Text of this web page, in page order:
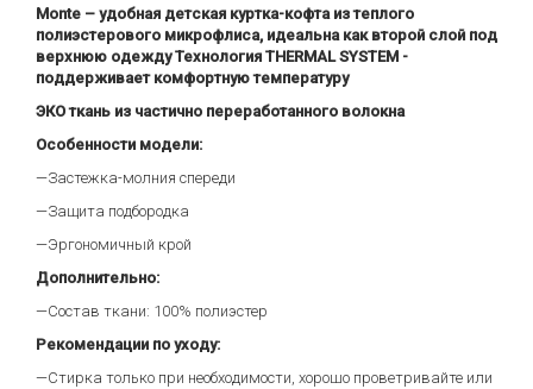
Monte – удобная детская куртка-кофта из теплого
полиэстерового микрофлиса, идеальна как второй слой под
верхнюю одежду Технология THERMAL SYSTEM -
поддерживает комфортную температуру
ЭКО ткань из частично переработанного волокна
Особенности модели:
—Застежка-молния спереди
—Защита подбородка
—Эргономичный крой
Дополнительно:
—Состав ткани: 100% полиэстер
Рекомендации по уходу:
—Стирка только при необходимости, хорошо проветривайте или